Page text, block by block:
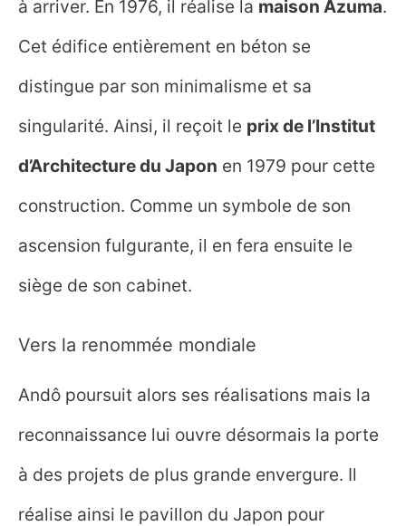
à arriver. En 1976, il réalise la maison Azuma.
Cet édifice entièrement en béton se
distingue par son minimalisme et sa
singularité. Ainsi, il reçoit le prix de l’Institut
d’Architecture du Japon en 1979 pour cette
construction. Comme un symbole de son
ascension fulgurante, il en fera ensuite le
siège de son cabinet.
Vers la renommée mondiale
Andô poursuit alors ses réalisations mais la
reconnaissance lui ouvre désormais la porte
à des projets de plus grande envergure. Il
réalise ainsi le pavillon du Japon pour